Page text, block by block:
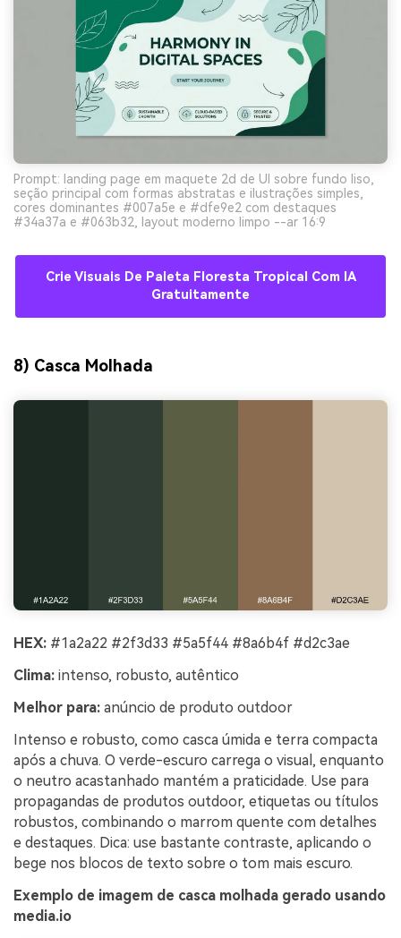
Prompt: landing page em maquete 2d de UI sobre fundo liso,
seção principal com formas abstratas e ilustrações simples,
cores dominantes #007a5e e #dfe9e2 com destaques
#34a37a e #063b32, layout moderno limpo --ar 16:9
Crie Visuais De Paleta Floresta Tropical Com IA
Gratuitamente
8) Casca Molhada
HEX: #1a2a22 #2f3d33 #5a5f44 #8a6b4f #d2c3ae
Clima: intenso, robusto, autêntico
Melhor para: anúncio de produto outdoor
Intenso e robusto, como casca úmida e terra compacta
após a chuva. O verde-escuro carrega o visual, enquanto
o neutro acastanhado mantém a praticidade. Use para
propagandas de produtos outdoor, etiquetas ou títulos
robustos, combinando o marrom quente com detalhes
e destaques. Dica: use bastante contraste, aplicando o
bege nos blocos de texto sobre o tom mais escuro.
Exemplo de imagem de casca molhada gerado usando
media.io